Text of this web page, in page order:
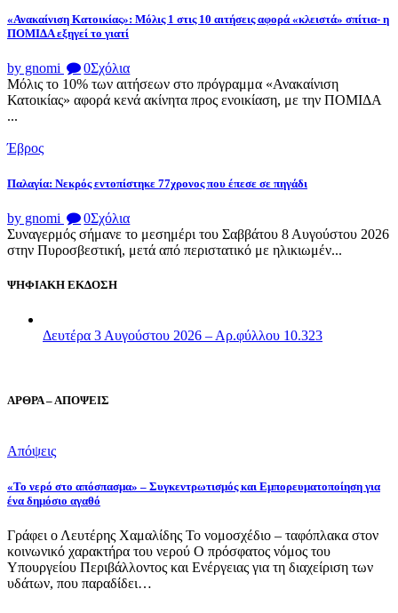
«Ανακαίνιση Κατοικίας»: Μόλις 1 στις 10 αιτήσεις αφορά «κλειστά» σπίτια- η
ΠΟΜΙΔΑ εξηγεί το γιατί
by gnomi 0Σχόλια
Μόλις το 10% των αιτήσεων στο πρόγραμμα «Ανακαίνιση
Κατοικίας» αφορά κενά ακίνητα προς ενοικίαση, με την ΠΟΜΙΔΑ
...
Έβρος
Παλαγία: Νεκρός εντοπίστηκε 77χρονος που έπεσε σε πηγάδι
by gnomi 0Σχόλια
Συναγερμός σήμανε το μεσημέρι του Σαββάτου 8 Αυγούστου 2026
στην Πυροσβεστική, μετά από περιστατικό με ηλικιωμέν...
ΨΗΦΙΑΚΗ ΕΚΔΟΣΗ
Δευτέρα 3 Αυγούστου 2026 – Αρ.φύλλου 10.323
ΑΡΘΡΑ – ΑΠΟΨΕΙΣ
Απόψεις
«Το νερό στο απόσπασμα» – Συγκεντρωτισμός και Εμπορευματοποίηση για
ένα δημόσιο αγαθό
Γράφει ο Λευτέρης Χαμαλίδης Το νομοσχέδιο – ταφόπλακα στον
κοινωνικό χαρακτήρα του νερού Ο πρόσφατος νόμος του
Υπουργείου Περιβάλλοντος και Ενέργειας για τη διαχείριση των
υδάτων, που παραδίδει…